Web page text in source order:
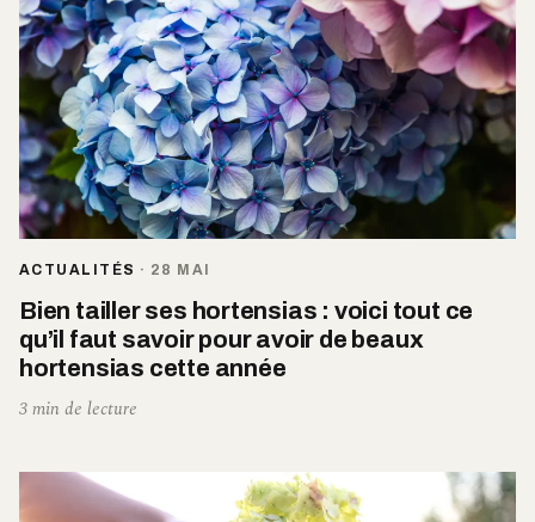
ACTUALITÉS · 28 MAI
Bien tailler ses hortensias : voici tout ce
qu’il faut savoir pour avoir de beaux
hortensias cette année
3 min de lecture